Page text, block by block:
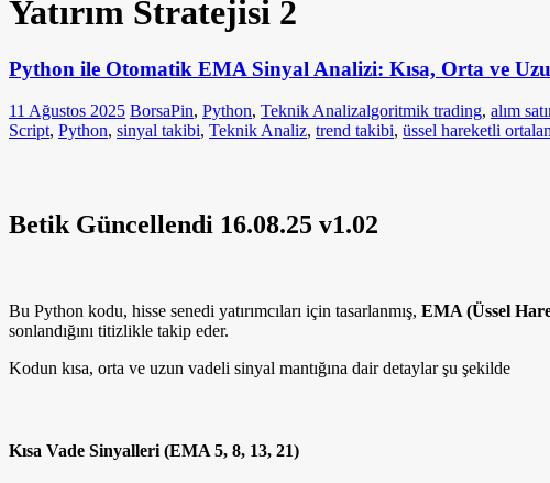
Yatırım Stratejisi 2
Python ile Otomatik EMA Sinyal Analizi: Kısa, Orta ve
11 Ağustos 2025 BorsaPin, Python, Teknik Analizalgoritmik trading, alım
Script, Python, sinyal takibi, Teknik Analiz, trend takibi, üssel hareketli
Betik Güncellendi 16.08.25 v1.02
Bu Python kodu, hisse senedi yatırımcıları için tasarlanmış, EMA (Üssel
sonlandığını titizlikle takip eder.
Kodun kısa, orta ve uzun vadeli sinyal mantığına dair detaylar şu şekilde
Kısa Vade Sinyalleri (EMA 5, 8, 13, 21)